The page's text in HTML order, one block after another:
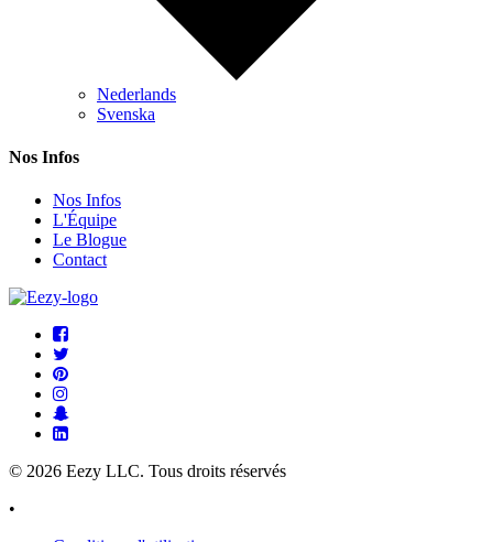
Nederlands
Svenska
Nos Infos
Nos Infos
L'Équipe
Le Blogue
Contact
© 2026 Eezy LLC. Tous droits réservés
•